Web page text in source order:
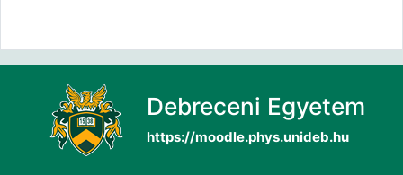
Debreceni Egyetem
https://moodle.phys.unideb.hu